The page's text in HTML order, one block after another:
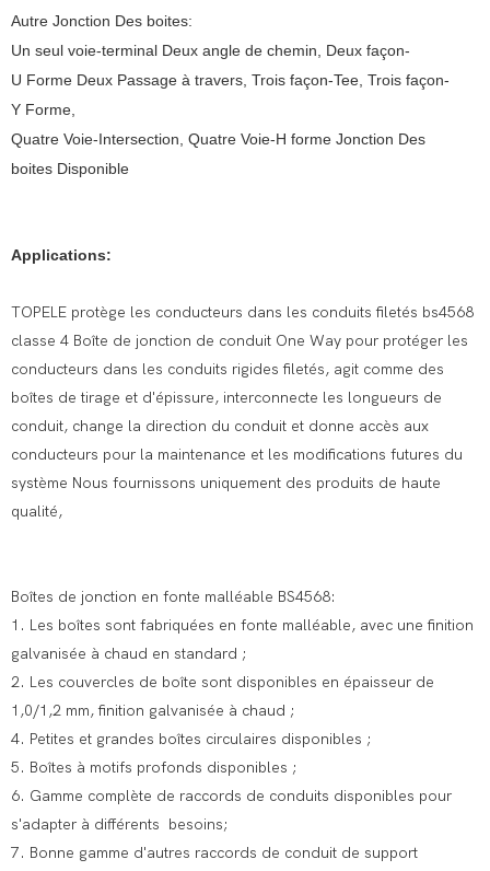
Autre Jonction Des boites:
Un seul voie-terminal Deux angle de chemin, Deux façon-
U Forme Deux Passage à travers, Trois façon-Tee, Trois façon-
Y Forme,
Quatre Voie-Intersection, Quatre Voie-H forme Jonction Des
boites Disponible
Applications:
TOPELE protège les conducteurs dans les conduits filetés bs4568
classe 4 Boîte de jonction de conduit One Way pour protéger les
conducteurs dans les conduits rigides filetés, agit comme des
boîtes de tirage et d'épissure, interconnecte les longueurs de
conduit, change la direction du conduit et donne accès aux
conducteurs pour la maintenance et les modifications futures du
système Nous fournissons uniquement des produits de haute
qualité,
Boîtes de jonction en fonte malléable BS4568:
1. Les boîtes sont fabriquées en fonte malléable, avec une finition
galvanisée à chaud en standard ;
2. Les couvercles de boîte sont disponibles en épaisseur de
1,0/1,2 mm, finition galvanisée à chaud ;
4. Petites et grandes boîtes circulaires disponibles ;
5. Boîtes à motifs profonds disponibles ;
6. Gamme complète de raccords de conduits disponibles pour
s'adapter à différents besoins;
7. Bonne gamme d'autres raccords de conduit de support